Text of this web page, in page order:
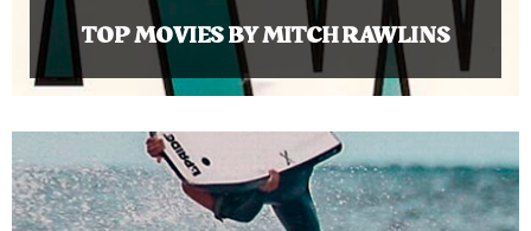
TOP MOVIES BY MITCH RAWLINS